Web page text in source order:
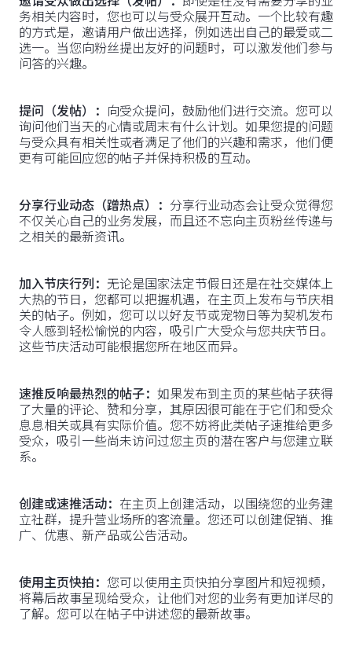
务相关内容时，您也可以与受众展开互动。一个比较有趣
的方式是，邀请用户做出选择，例如选出自己的最爱或二
选一。当您向粉丝提出友好的问题时，可以激发他们参与
问答的兴趣。
提问（发帖）： 向受众提问，鼓励他们进行交流。您可以
询问他们当天的心情或周末有什么计划。如果您提的问题
与受众具有相关性或者满足了他们的兴趣和需求，他们便
更有可能回应您的帖子并保持积极的互动。
分享行业动态（蹭热点）： 分享行业动态会让受众觉得您
不仅关心自己的业务发展，而且还不忘向主页粉丝传递与
之相关的最新资讯。
加入节庆行列： 无论是国家法定节假日还是在社交媒体上
大热的节日，您都可以把握机遇，在主页上发布与节庆相
关的帖子。例如，您可以以好友节或宠物日等为契机发布
令人感到轻松愉悦的内容，吸引广大受众与您共庆节日。
这些节庆活动可能根据您所在地区而异。
速推反响最热烈的帖子： 如果发布到主页的某些帖子获得
了大量的评论、赞和分享，其原因很可能在于它们和受众
息息相关或具有实际价值。您不妨将此类帖子速推给更多
受众，吸引一些尚未访问过您主页的潜在客户与您建立联
系。
创建或速推活动： 在主页上创建活动，以围绕您的业务建
立社群，提升营业场所的客流量。您还可以创建促销、推
广、优惠、新产品或公告活动。
使用主页快拍： 您可以使用主页快拍分享图片和短视频，
将幕后故事呈现给受众，让他们对您的业务有更加详尽的
了解。您可以在帖子中讲述您的最新故事。